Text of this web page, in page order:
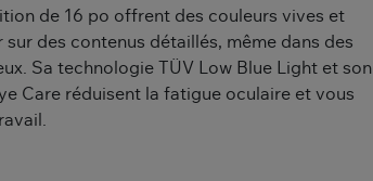
de 16 po offrent des couleurs vives et
des contenus détaillés, même dans des
Sa technologie TÜV Low Blue Light et son
Care réduisent la fatigue oculaire et vous